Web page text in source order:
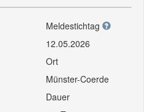
Meldestichtag
12.05.2026
Ort
Münster-Coerde
Dauer